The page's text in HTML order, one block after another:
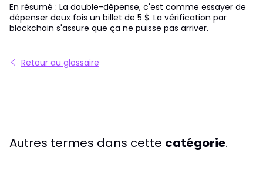
En résumé : La double-dépense, c'est comme essayer de
dépenser deux fois un billet de 5 $. La vérification par
blockchain s'assure que ça ne puisse pas arriver.
Retour au glossaire
Autres termes dans cette catégorie.